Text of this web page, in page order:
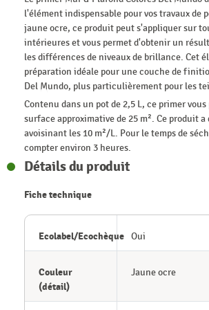
l'élément indispensable pour vos travaux de
jaune ocre, ce produit peut s'appliquer sur
intérieures et vous permet d'obtenir un
les différences de niveaux de brillance. Cet
préparation idéale pour une couche de
Del Mundo, plus particulièrement pour les
Contenu dans un pot de 2,5 L, ce primer
surface approximative de 25 m². Ce produit
avoisinant les 10 m²/L. Pour le temps de
compter environ 3 heures.
Détails du produit
Fiche technique
Ecolabel/Ecochèque Oui
Couleur
(détail)
Jaune ocre